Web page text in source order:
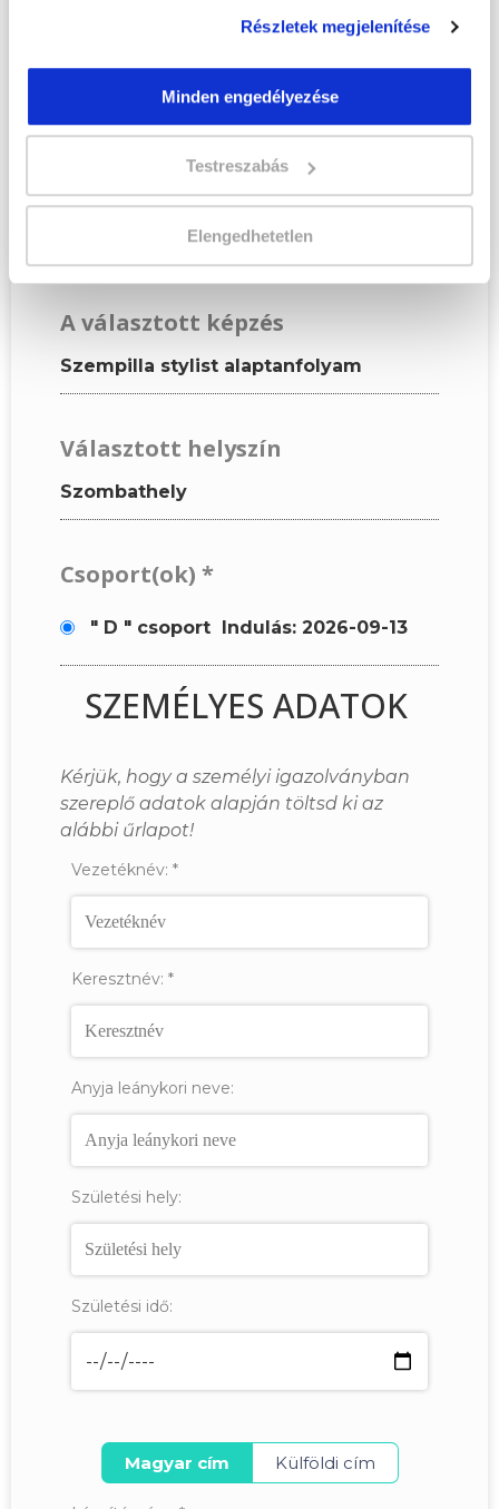
Részletek megjelenítése
Minden engedélyezése
Testreszabás
Elengedhetetlen
Kérjük, hogy a személyi
igazolványban szereplő
adatok alapján töltsd ki az
űrlapot!
KÉPZÉSI ADATOK
A választott képzés
Szempilla stylist alaptanfolyam
Választott helyszín
Szombathely
Csoport(ok) *
" D " csoport Indulás: 2026-09-13
SZEMÉLYES ADATOK
Kérjük, hogy a személyi igazolványban
szereplő adatok alapján töltsd ki az
alábbi űrlapot!
Vezetéknév: *
Keresztnév: *
Anyja leánykori neve:
Születési hely:
Születési idő:
Magyar cím Külföldi cím